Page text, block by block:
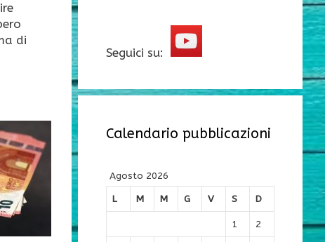
di
Seguici su:
Calendario pubblicazioni
Agosto 2026
L
M M G V S D
1 2